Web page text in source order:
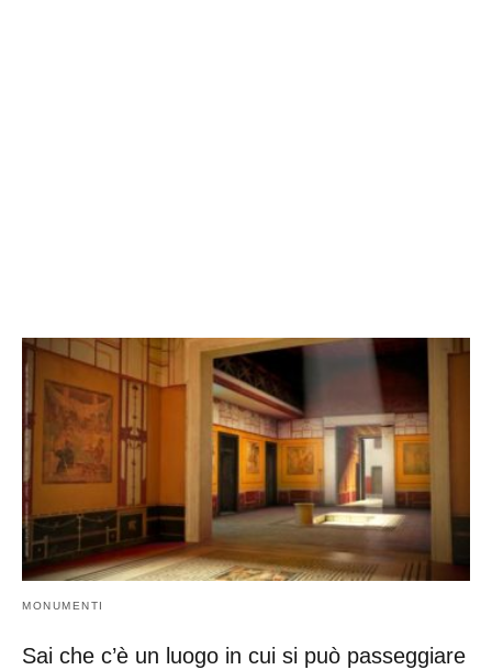
MONUMENTI
Sai che c’è un luogo in cui si può passeggiare